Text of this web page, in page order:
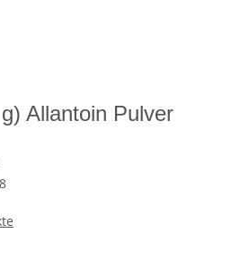
Allantoin Pulver